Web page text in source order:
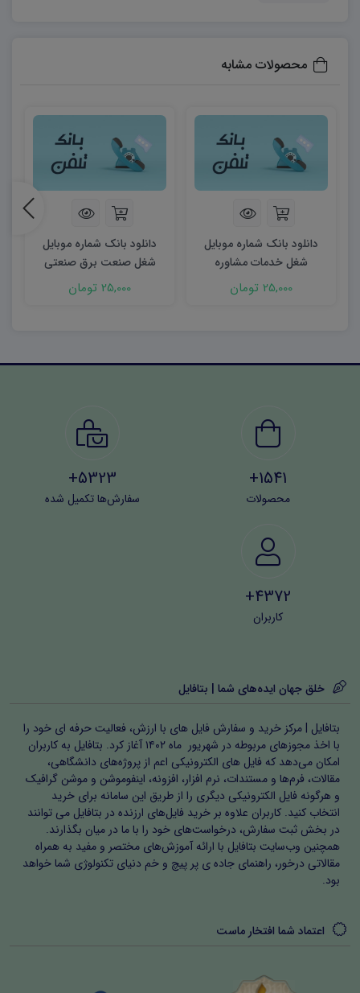
محصولات مشابه
دانلود بانک شماره موبایل
شغل خدمات مشاوره
25,000 تومان
دانلود بانک شماره موبایل
شغل صنعت برق صنعتی
25,000 تومان
1541+
محصولات
5323+
سفارش‌ها تکمیل شده
4372+
کاربران
خلق جهان ایده‌های شما | بتافایل
بتافایل | مرکز خرید و سفارش فایل های با ارزش، فعالیت حرفه ای خود را
با اخذ مجوزهای مربوطه در شهریور ماه ۱۴۰۲ آغاز کرد. بتافایل به کاربران
امکان می‌دهد که فایل های الکترونیکی اعم از پروژه‌های دانشگاهی،
مقالات، فرم‌ها و مستندات، نرم افزار، افزونه، اینفوموشن و موشن گرافیک
و هرگونه فایل الکترونیکی دیگری را از طریق این سامانه برای خرید
انتخاب کنید. کاربران علاوه بر خرید فایل‌های ارزنده در بتافایل می توانند
در بخش ثبت سفارش، درخواست‌های خود را با ما در میان بگذارند.
همچنین وب‌سایت بتافایل با ارائه آموزش‌های مختصر و مفید به همراه
مقالاتی درخور، راهنمای جاده ی پر پیچ و خم دنیای تکنولوژی شما خواهد
بود.
اعتماد شما افتخار ماست